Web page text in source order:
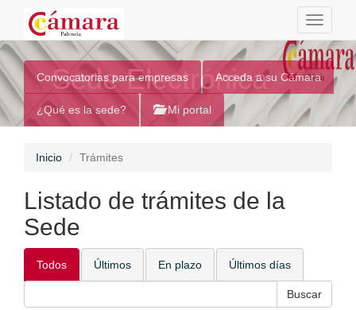
Toggle
Sede Electrónica
Convocatorias para empresas Acceda a su Cámara
¿Qué es la sede? Mi portal
Inicio Trámites
Listado de trámites de la
Sede
Todos Últimos En plazo Últimos días